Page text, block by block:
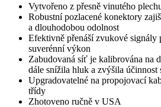
Vytvořeno z přesně vinutého
Robustní pozlacené konektory
a dlouhodobou odolnost
Efektivně přenáší zvukové signály
suverénní výkon
Zabudovaná síť je kalibrována na
dále snížila hluk a zvýšila účinnost
Upgradovatelné na propojovací
třídy
Zhotoveno ručně v USA